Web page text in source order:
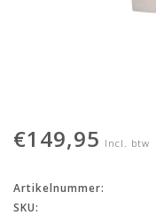
€149,95 Incl. btw
Artikelnummer:
SKU: